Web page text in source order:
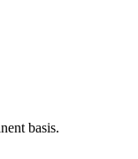
basis.